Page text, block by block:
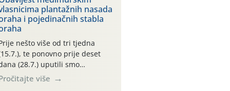
zaštite krizantema od
uzročnika bolesti,
i fito-fagnih grinja (23.7.,
06.7.)! Na početku ovog
je zabilježeno je
i ekstremno vruće
razdoblje, uz
temperature […]
plantažnih nasada
i pojedinačnih stabla
nešto više od tri tjedna
te ponovno prije deset
(28.7.) uputili smo
vlasnicima plantažnih
nasada oraha i pojedinačnih
više